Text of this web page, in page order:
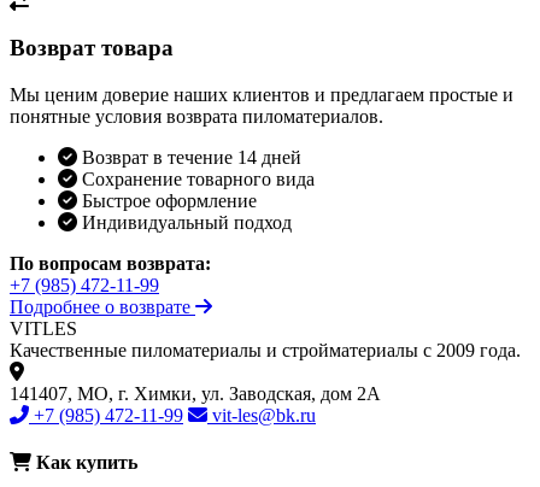
Возврат товара
Мы ценим доверие наших клиентов и предлагаем простые и
понятные условия возврата пиломатериалов.
Возврат в течение 14 дней
Сохранение товарного вида
Быстрое оформление
Индивидуальный подход
По вопросам возврата:
+7 (985) 472-11-99
Подробнее о возврате
VITLES
Качественные пиломатериалы и стройматериалы с 2009 года.
141407, МО, г. Химки, ул. Заводская, дом 2А
+7 (985) 472-11-99
vit-les@bk.ru
Как купить